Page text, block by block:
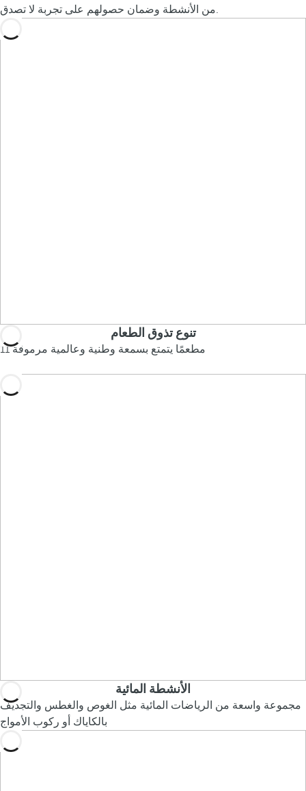
من الأنشطة وضمان حصولهم على تجربة لا تصدق.
تنوع تذوق الطعام
11 مطعمًا يتمتع بسمعة وطنية وعالمية مرموقة
الأنشطة المائية
مجموعة واسعة من الرياضات المائية مثل الغوص والغطس والتجديف
بالكاياك أو ركوب الأمواج